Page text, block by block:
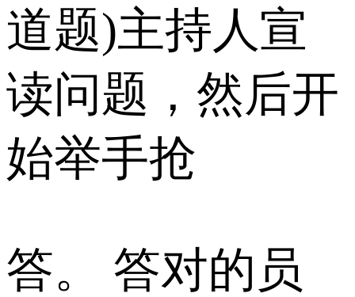
道题)主持人宣
读问题，然后开
始举手抢
答。 答对的员